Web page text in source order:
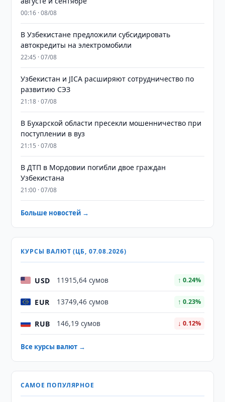
00:16 · 08/08
В Узбекистане предложили субсидировать
автокредиты на электромобили
22:45 · 07/08
Узбекистан и JICA расширяют сотрудничество по
развитию СЭЗ
21:18 · 07/08
В Бухарской области пресекли мошенничество при
поступлении в вуз
21:15 · 07/08
В ДТП в Мордовии погибли двое граждан
Узбекистана
21:00 · 07/08
Больше новостей →
КУРСЫ ВАЛЮТ (ЦБ, 07.08.2026)
USD 11915,64 сумов ↑ 0.24%
EUR 13749,46 сумов ↑ 0.23%
RUB 146,19 сумов ↓ 0.12%
Все курсы валют →
САМОЕ ПОПУЛЯРНОЕ